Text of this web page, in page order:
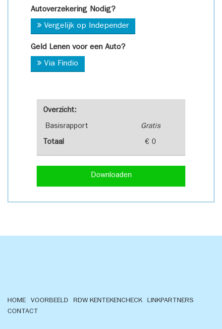
Overzicht:
Basisrapport Gratis
Totaal € 0
Downloaden
Autoverzekering Nodig?
Vergelijk op Independer
Geld Lenen voor een Auto?
Via Findio
HOME VOORBEELD RDW KENTEKENCHECK
LINKPARTNERS
CONTACT